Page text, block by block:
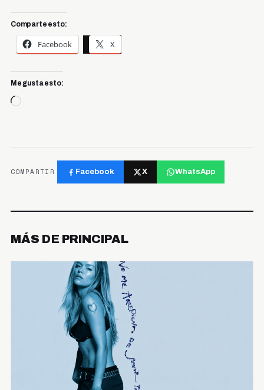
Comparte esto:
Facebook X
Me gusta esto:
Cargando...
COMPARTIR Facebook X WhatsApp
MÁS DE PRINCIPAL